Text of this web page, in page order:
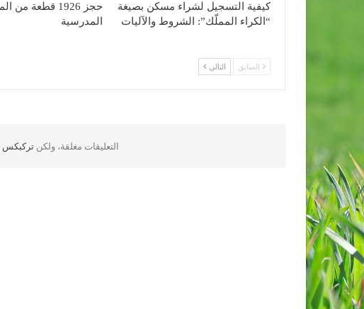
كيفية التسجيل لشراء مسكن بصيغة
“الكراء المملّك”: الشروط والآليات
حجز 1926 قطعة من
المدرسية
السابق التالي
التعليقات مغلقة، ولكن تركبكس